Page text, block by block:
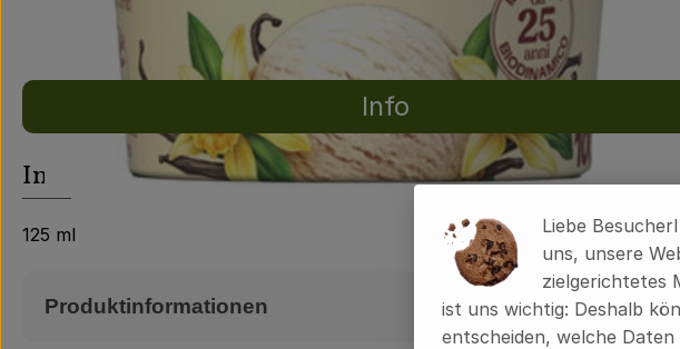
Info
Entdecke passende RezepteEs wurden keine passenden
Info
125 ml
Produktinformationen
Liebe
uns, unsere
zielgerichtetes
ist uns wichtig: Deshalb
entscheiden, welche